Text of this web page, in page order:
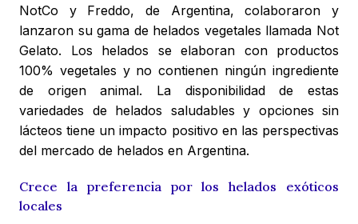
NotCo y Freddo, de Argentina, colaboraron y
lanzaron su gama de helados vegetales llamada Not
Gelato. Los helados se elaboran con productos
100% vegetales y no contienen ningún ingrediente
de origen animal. La disponibilidad de estas
variedades de helados saludables y opciones sin
lácteos tiene un impacto positivo en las perspectivas
del mercado de helados en Argentina.
Crece la preferencia por los helados exóticos
locales